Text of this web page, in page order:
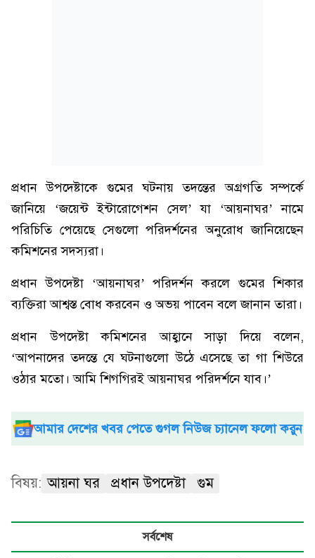
প্রধান উপদেষ্টাকে গুমের ঘটনায় তদন্তের অগ্রগতি সম্পর্কে
জানিয়ে ‘জয়েন্ট ইন্টারোগেশন সেল’ যা ‘আয়নাঘর’ নামে
পরিচিতি পেয়েছে সেগুলো পরিদর্শনের অনুরোধ জানিয়েছেন
কমিশনের সদস্যরা।
প্রধান উপদেষ্টা ‘আয়নাঘর’ পরিদর্শন করলে গুমের শিকার
ব্যক্তিরা আশ্বস্ত বোধ করবেন ও অভয় পাবেন বলে জানান তারা।
প্রধান উপদেষ্টা কমিশনের আহ্বানে সাড়া দিয়ে বলেন,
‘আপনাদের তদন্তে যে ঘটনাগুলো উঠে এসেছে তা গা শিউরে
ওঠার মতো। আমি শিগগিরই আয়নাঘর পরিদর্শনে যাব।’
আমার দেশের খবর পেতে গুগল নিউজ চ্যানেল ফলো করুন
বিষয়: আয়না ঘর প্রধান উপদেষ্টা গুম
সর্বশেষ